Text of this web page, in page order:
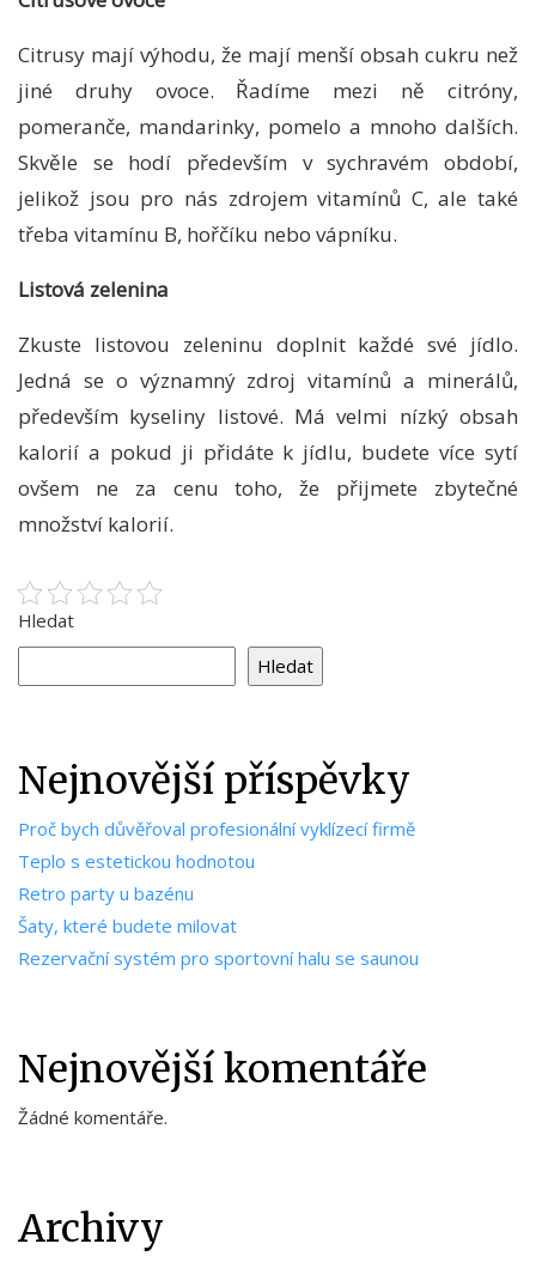
Citrusy mají výhodu, že mají menší obsah cukru než
jiné druhy ovoce. Řadíme mezi ně citróny,
pomeranče, mandarinky, pomelo a mnoho dalších.
Skvěle se hodí především v sychravém období,
jelikož jsou pro nás zdrojem vitamínů C, ale také
třeba vitamínu B, hořčíku nebo vápníku.
Listová zelenina
Zkuste listovou zeleninu doplnit každé své jídlo.
Jedná se o významný zdroj vitamínů a minerálů,
především kyseliny listové. Má velmi nízký obsah
kalorií a pokud ji přidáte k jídlu, budete více sytí
ovšem ne za cenu toho, že přijmete zbytečné
množství kalorií.
Hledat
Hledat
Nejnovější příspěvky
Proč bych důvěřoval profesionální vyklízecí firmě
Teplo s estetickou hodnotou
Retro party u bazénu
Šaty, které budete milovat
Rezervační systém pro sportovní halu se saunou
Nejnovější komentáře
Žádné komentáře.
Archivy